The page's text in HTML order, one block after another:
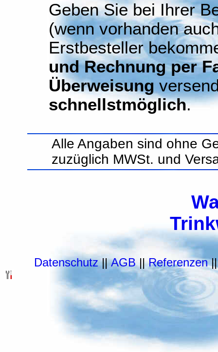
Geben Sie bei Ihrer
(wenn vorhanden
Erstbesteller
und Rechnung per
Überweisung
schnellstmöglich.
Alle Angaben sind ohne
zuzüglich MWSt. und
Datenschutz||AGB||Referenzen